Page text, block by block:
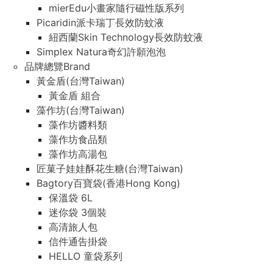
mierEdu小畫家隨行磁性版系列
Picaridin派卡瑞丁長效防蚊液
紐西蘭Skin Technology長效防蚊液
Simplex Natura奇幻許願泡泡
品牌總覽Brand
黃金盾(台灣Taiwan)
黃金盾 組合
藻作坊(台灣Taiwan)
藻作坊醬料類
藻作坊食品類
藻作坊高湯包
匠菓子娃娃酥花生糖(台灣Taiwan)
Bagtory百寶袋(香港Hong Kong)
保溫袋 6L
迷你袋 3個裝
高清旅人包
信件通告掛袋
HELLO 童袋系列